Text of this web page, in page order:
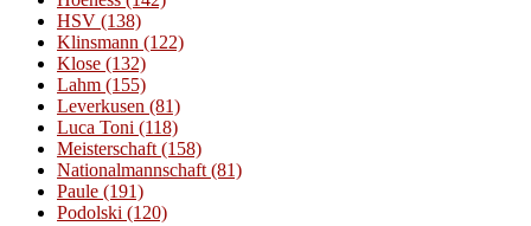
HSV (138)
Klinsmann (122)
Klose (132)
Lahm (155)
Leverkusen (81)
Luca Toni (118)
Meisterschaft(158)
Nationalmannschaft(81)
Paule (191)
Podolski (120)